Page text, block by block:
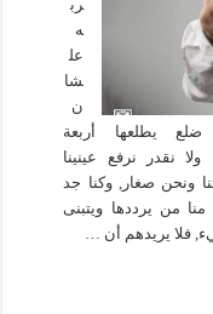
رب
ه
عل
شا
ن
يطلعها أربعة
نقدر نرفع عينينا
ونحن صغار, وكنا جد
من يرددها ويتبنى
فلا يريدهم أن …